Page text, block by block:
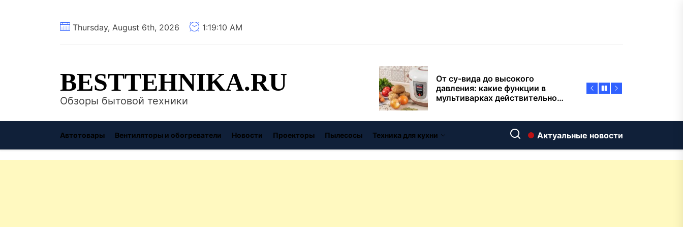
Thursday, August 6th, 2026 1:19:11 AM
BESTTEHNIKA.RU
Обзоры бытовой техники
давления: какие функции в
переплачиват
Современный интерьер: как
вписать классическую
чугунную ванну Goldman в
выбираем между
Автотовары Вентиляторы и обогреватели Новости Проекторы Пылесосы Техника для кухни Актуальные новости